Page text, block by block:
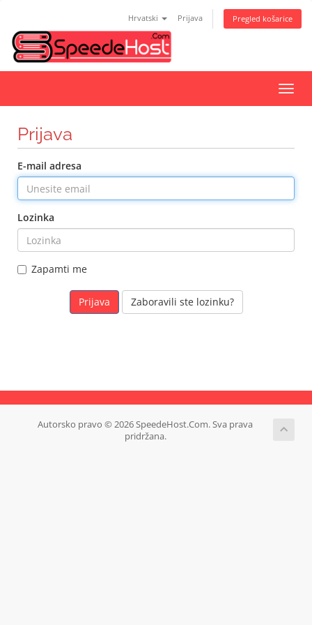
Hrvatski Prijava Pregled košarice
Prijava
E-mail adresa
Lozinka
Zapamti me
Zaboravili ste lozinku?
Autorsko pravo © 2026 SpeedeHost.Com. Sva prava
pridržana.